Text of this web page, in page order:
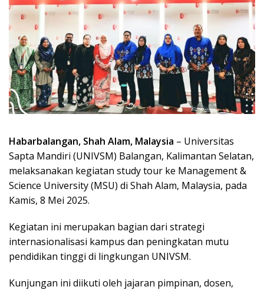
Habarbalangan, Shah Alam, Malaysia – Universitas
Sapta Mandiri (UNIVSM) Balangan, Kalimantan Selatan,
melaksanakan kegiatan study tour ke Management &
Science University (MSU) di Shah Alam, Malaysia, pada
Kamis, 8 Mei 2025.
Kegiatan ini merupakan bagian dari strategi
internasionalisasi kampus dan peningkatan mutu
pendidikan tinggi di lingkungan UNIVSM.
Kunjungan ini diikuti oleh jajaran pimpinan, dosen,